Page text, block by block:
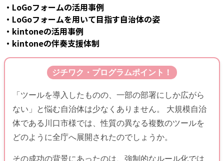
・LoGoフォームの活用事例
・LoGoフォームを用いて目指す自治体の姿
・kintoneの活用事例
・kintoneの伴奏支援体制
ジチワク・プログラムポイント！
「ツールを導入したものの、一部の部署にしか広がら
ない」と悩む自治体は少なくありません。 大規模自治
体である川口市様では、性質の異なる複数のツールを
どのように全庁へ展開されたのでしょうか。
その成功の背景にあったのは、強制的なルール化では